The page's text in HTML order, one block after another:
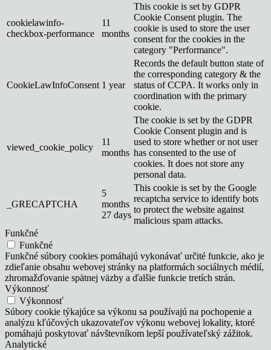
cookielawinfo-
checkbox-performance
11
months
This cookie is set by GDPR
Cookie Consent plugin. The
cookie is used to store the user
consent for the cookies in the
category "Performance".
CookieLawInfoConsent 1 year
Records the default button state of
the corresponding category & the
status of CCPA. It works only in
coordination with the primary
cookie.
viewed_cookie_policy
11
months
The cookie is set by the GDPR
Cookie Consent plugin and is
used to store whether or not user
has consented to the use of
cookies. It does not store any
personal data.
_GRECAPTCHA
5
months
27 days
This cookie is set by the Google
recaptcha service to identify bots
to protect the website against
malicious spam attacks.
Funkčné
Funkčné
Funkčné súbory cookies pomáhajú vykonávať určité funkcie, ako je
zdieľanie obsahu webovej stránky na platformách sociálnych médií,
zhromažďovanie spätnej väzby a ďalšie funkcie tretích strán.
Výkonnosť
Výkonnosť
Súbory cookie týkajúce sa výkonu sa používajú na pochopenie a
analýzu kľúčových ukazovateľov výkonu webovej lokality, ktoré
pomáhajú poskytovať návštevníkom lepší používateľský zážitok.
Analytické